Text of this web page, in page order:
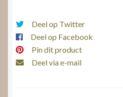
Deel op Twitter
Deel op Facebook
Pin dit product
Deel via e-mail